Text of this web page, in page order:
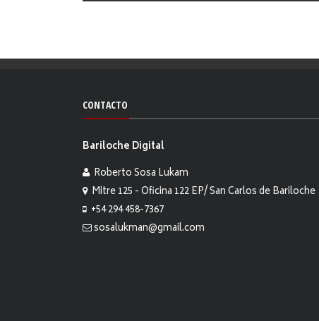
CONTACTO
Bariloche Digital
Roberto Sosa Lukam
Mitre 125 - Oficina 122 EP/ San Carlos de Bariloche
+54 294 458-7367
sosalukman@gmail.com